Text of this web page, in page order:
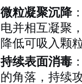
微粒凝聚沉降
电并相互凝聚
降低可吸入颗
持续表面消毒
的角落，持续